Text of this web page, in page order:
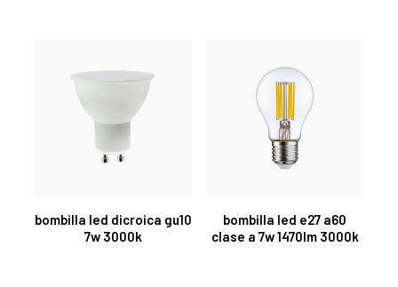
bombilla led dicroica gu10
7w 3000k
bombilla led e27 a60
clase a 7w 1470lm 3000k